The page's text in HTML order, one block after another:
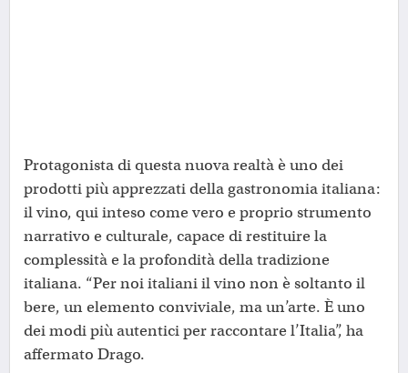
Protagonista di questa nuova realtà è uno dei
prodotti più apprezzati della gastronomia italiana:
il vino, qui inteso come vero e proprio strumento
narrativo e culturale, capace di restituire la
complessità e la profondità della tradizione
italiana. “Per noi italiani il vino non è soltanto il
bere, un elemento conviviale, ma un’arte. È uno
dei modi più autentici per raccontare l’Italia”, ha
affermato Drago.